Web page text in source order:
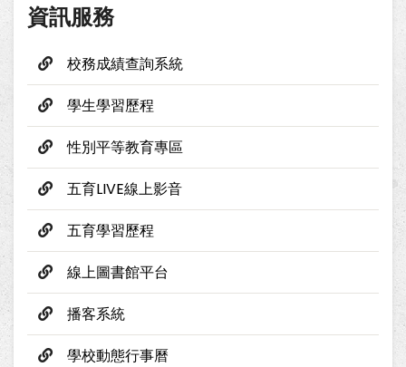
資訊服務
校務成績查詢系統
學生學習歷程
性別平等教育專區
五育LIVE線上影音
五育學習歷程
線上圖書館平台
播客系統
學校動態行事曆